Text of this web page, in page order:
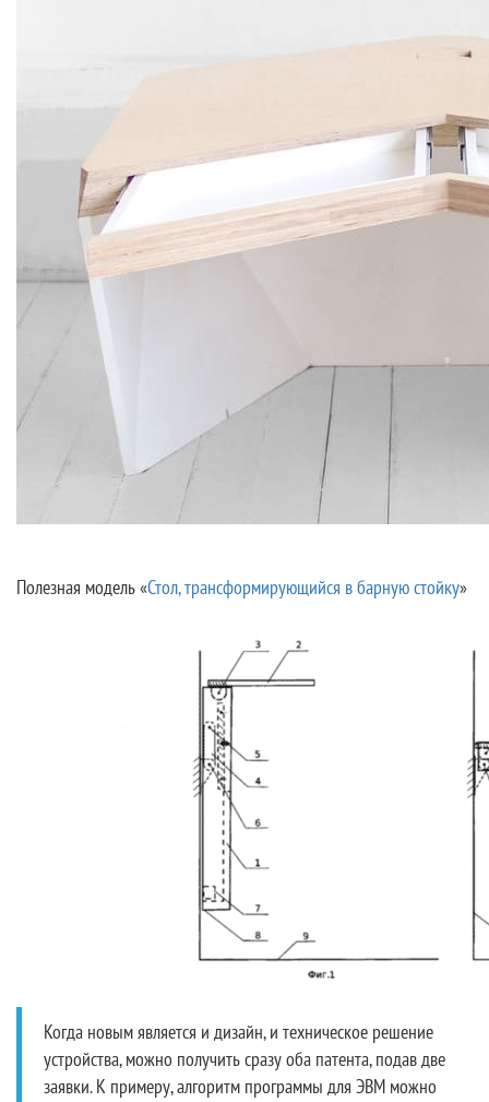
Полезная модель «Стол, трансформирующийся в барную стойку»
Когда новым является и дизайн, и техническое решение
устройства, можно получить сразу оба патента, подав две
заявки. К примеру, алгоритм программы для ЭВМ можно